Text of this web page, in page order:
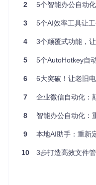
解决方案
通过AutoDingding的多
间点，系统自动在指定
时，支持多任务并行管理
效果对比
2 5个智能办公自动
3 5个AI效率工具让工作效率
4 3个颠覆式功能，让
5 5个AutoHotkey自动
6 6大突破！让老旧
7 企业微信自动化：
8 智能办公自动化：
9 本地AI助手：重新定
10 3步打造高效文件管